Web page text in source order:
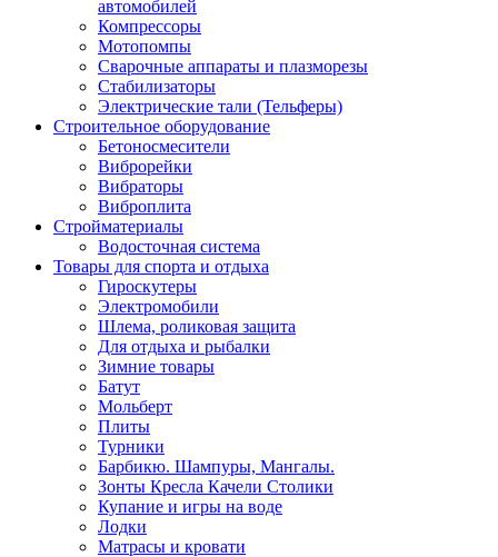
автомобилей
Компрессоры
Мотопомпы
Сварочные аппараты и плазморезы
Стабилизаторы
Электрические тали (Тельферы)
Строительное оборудование
Бетоносмесители
Виброрейки
Вибраторы
Виброплита
Стройматериалы
Водосточная система
Товары для спорта и отдыха
Гироскутеры
Электромобили
Шлема, роликовая защита
Для отдыха и рыбалки
Зимние товары
Батут
Мольберт
Плиты
Турники
Барбикю. Шампуры, Мангалы.
Зонты Кресла Качели Столики
Купание и игры на воде
Лодки
Матрасы и кровати